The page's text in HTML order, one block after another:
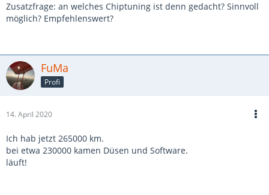
Zusatzfrage: an welches Chiptuning ist denn gedacht? Sinnvoll
möglich? Empfehlenswert?
FuMa
Profi
14. April 2020
Ich hab jetzt 265000 km.
bei etwa 230000 kamen Düsen und Software.
läuft!